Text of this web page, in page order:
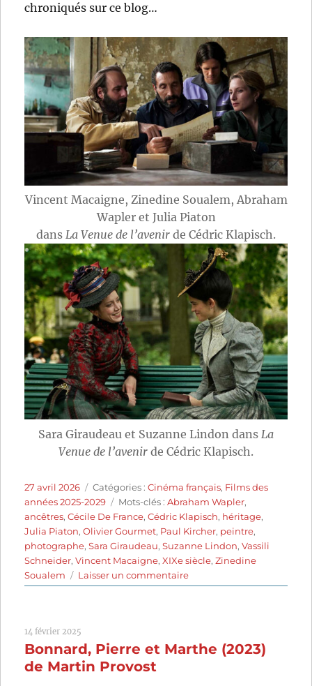
chroniqués sur ce blog…
Vincent Macaigne, Zinedine Soualem, Abraham
Wapler et Julia Piaton
dans La Venue de l’avenir de Cédric Klapisch.
Sara Giraudeau et Suzanne Lindon dans La
Venue de l’avenir de Cédric Klapisch.
Publié
le
27 avril 2026 Catégories
Catégories :Cinéma français, Films des
années 2025-2029
Étiquettes
Mots-clés :Abraham Wapler,
ancêtres,Cécile De France,Cédric Klapisch, héritage,
Julia Piaton,Olivier Gourmet, Paul Kircher, peintre,
photographe,Sara Giraudeau,Suzanne Lindon,Vassili
Schneider,Vincent Macaigne,XIXe siècle,Zinedine
Soualem
Laisser un commentairesur
La
(2025)
14 février 2025
Bonnard, Pierre et Marthe (2023)
de Martin Provost